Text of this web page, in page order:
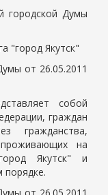
городской Думы
"город Якутск"
от 26.05.2011
собой
граждан
гражданства,
на
Якутск" и
порядке.